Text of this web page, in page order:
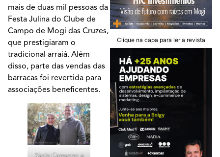
mais de duas mil pessoas da
Festa Julina do Clube de
Campo de Mogi das Cruzes,
que prestigiaram o
tradicional arraiá. Além
disso, parte das vendas das
barracas foi revertida para
associações beneficentes.
Clique na capa para ler a revista